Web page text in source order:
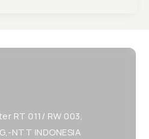
RT 011/ RW 003,
NTT INDONESIA